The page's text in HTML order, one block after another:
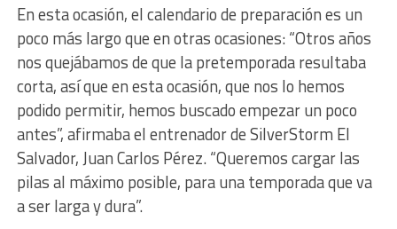
En esta ocasión, el calendario de preparación es un
poco más largo que en otras ocasiones: “Otros años
nos quejábamos de que la pretemporada resultaba
corta, así que en esta ocasión, que nos lo hemos
podido permitir, hemos buscado empezar un poco
antes”, afirmaba el entrenador de SilverStorm El
Salvador, Juan Carlos Pérez. “Queremos cargar las
pilas al máximo posible, para una temporada que va
a ser larga y dura”.